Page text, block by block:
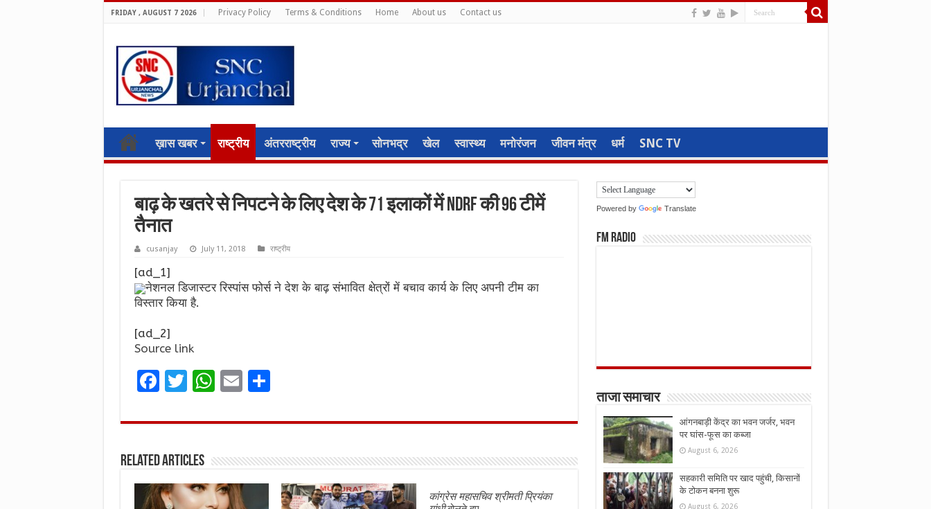
FRIDAY , AUGUST 7 2026 Privacy Policy Terms & Conditions Home About us Contact us
ख़ास खबर राष्ट्रीय अंतरराष्ट्रीय राज्य सोनभद्र खेल स्वास्थ्य मनोरंजन जीवन मंत्र धर्म SNC TV
बाढ़ के खतरे से निपटने के लिए देश के 71 इलाकों में NDRF की 96 टीमें
तैनात
cusanjay July 11, 2018 राष्ट्रीय
[ad_1]
नेशनल डिजास्टर रिस्पांस फोर्स ने देश के बाढ़ संभावित क्षेत्रों में बचाव कार्य के लिए अपनी टीम का
विस्तार किया है.
[ad_2]
Source link
F
ce
o
o
T
it
r
W
at
A
p
E
ai
S
ar
Related Articles
कांग्रेस महासचिव श्रीमती प्रियंका
Powered by Translate
FM Radio
ताजा समाचार
आंगनबाड़ी केंद्र का भवन जर्जर, भवन
पर घांस-फूस का कब्जा
August 6, 2026
सहकारी समिति पर खाद पहुंची, किसानों
के टोकन बनना शुरू
August 6, 2026